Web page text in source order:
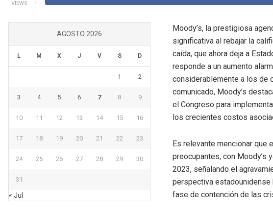
VIEWS
Moody’s, la prestigiosa
significativa al rebajar la
caída, que ahora deja a
responde a un aumento
considerablemente a los de
comunicado, Moody’s
el Congreso para
los crecientes costos
Es relevante mencionar que
preocupantes, con Moody’s
2023, señalando el
perspectiva estadounidense
fase de contención de las
AGOSTO 2026
L M X J V S D
1 2
3 4 5 6 7 8 9
10 11 12 13 14 15 16
17 18 19 20 21 22 23
24 25 26 27 28 29 30
31
« Jul